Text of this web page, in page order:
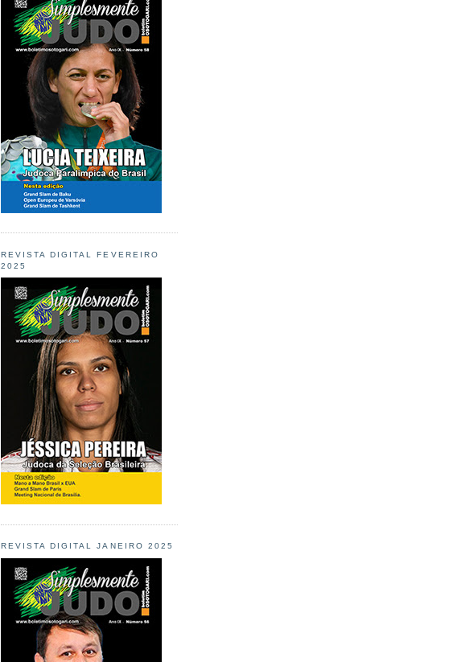
REVISTA DIGITAL FEVEREIRO
2025
REVISTA DIGITAL JANEIRO 2025